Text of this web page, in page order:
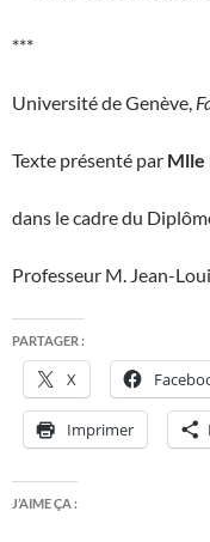
***
Université de Genève,
Texte présenté par Mlle
dans le cadre du
Professeur M. Jean-
PARTAGER :
X
Imprimer
J’AIME ÇA :